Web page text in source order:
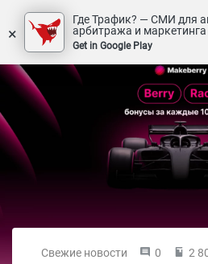
×
Где Трафик? — СМИ для
арбитража и маркетинга
Get in Google Play
Свежие новости 0 2